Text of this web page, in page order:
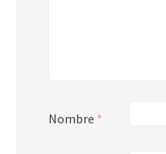
Nombre *